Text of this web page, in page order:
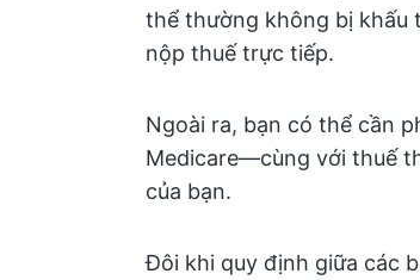
thể thường không bị khấu
nộp thuế trực tiếp.
Ngoài ra, bạn có thể cần
Medicare—cùng với thuế
của bạn.
Đôi khi quy định giữa các